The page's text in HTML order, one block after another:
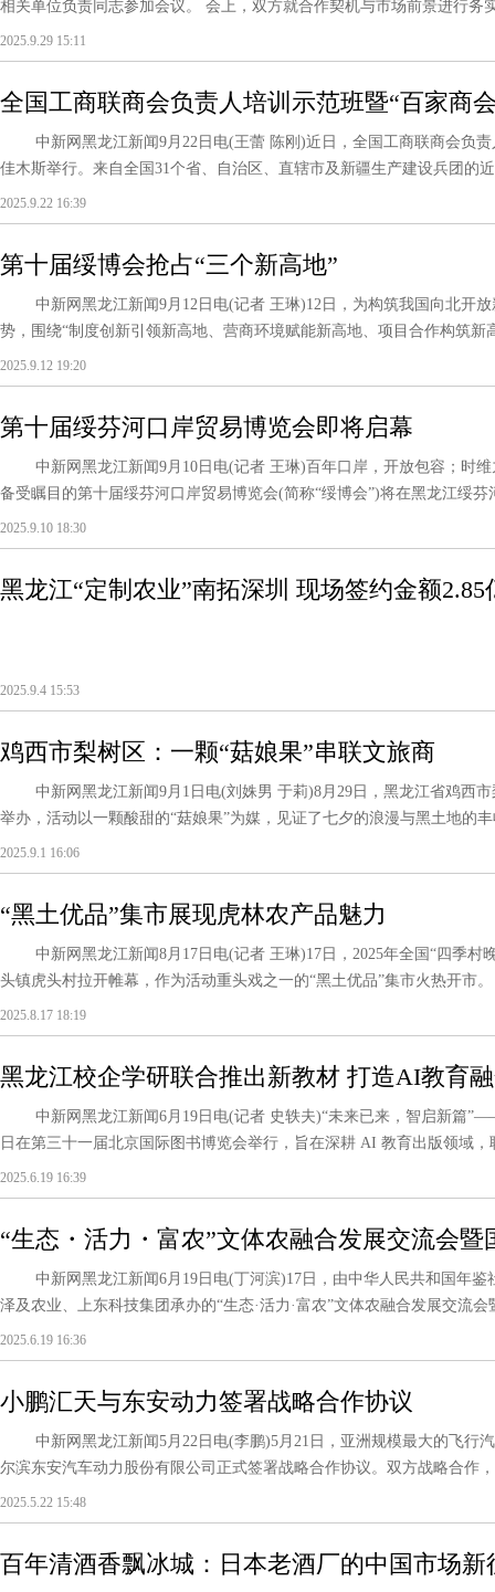
相关单位负责同志参加会议。 会上，双方就合作契机与市场前景进行务
2025.9.29 15:11
全国工商联商会负责人培训示范班暨“百家商
中新网黑龙江新闻9月22日电(王蕾 陈刚)近日，全国工商联商会负责
佳木斯举行。来自全国31个省、自治区、直辖市及新疆生产建设兵团的
2025.9.22 16:39
第十届绥博会抢占“三个新高地”
中新网黑龙江新闻9月12日电(记者 王琳)12日，为构筑我国向北开放
势，围绕“制度创新引领新高地、营商环境赋能新高地、项目合作构筑
2025.9.12 19:20
第十届绥芬河口岸贸易博览会即将启幕
中新网黑龙江新闻9月10日电(记者 王琳)百年口岸，开放包容；时维
备受瞩目的第十届绥芬河口岸贸易博览会(简称“绥博会”)将在黑龙江绥
2025.9.10 18:30
黑龙江“定制农业”南拓深圳 现场签约金额2.85
2025.9.4 15:53
鸡西市梨树区：一颗“菇娘果”串联文旅商
中新网黑龙江新闻9月1日电(刘姝男 于莉)8月29日，黑龙江省鸡西市
举办，活动以一颗酸甜的“菇娘果”为媒，见证了七夕的浪漫与黑土地的
2025.9.1 16:06
“黑土优品”集市展现虎林农产品魅力
中新网黑龙江新闻8月17日电(记者 王琳)17日，2025年全国“四季村
头镇虎头村拉开帷幕，作为活动重头戏之一的“黑土优品”集市火热开市
2025.8.17 18:19
黑龙江校企学研联合推出新教材 打造AI教育
中新网黑龙江新闻6月19日电(记者 史轶夫)“未来已来，智启新篇
日在第三十一届北京国际图书博览会举行，旨在深耕 AI 教育出版领域
2025.6.19 16:39
“生态・活力・富农”文体农融合发展交流会
鸣湖举办
中新网黑龙江新闻6月19日电(丁河滨)17日，由中华人民共和国年鉴
泽及农业、上东科技集团承办的“生态·活力·富农”文体农融合发展交流
2025.6.19 16:36
小鹏汇天与东安动力签署战略合作协议
中新网黑龙江新闻5月22日电(李鹏)5月21日，亚洲规模最大的飞行
尔滨东安汽车动力股份有限公司正式签署战略合作协议。双方战略合作
2025.5.22 15:48
百年清酒香飘冰城：日本老酒厂的中国市场新